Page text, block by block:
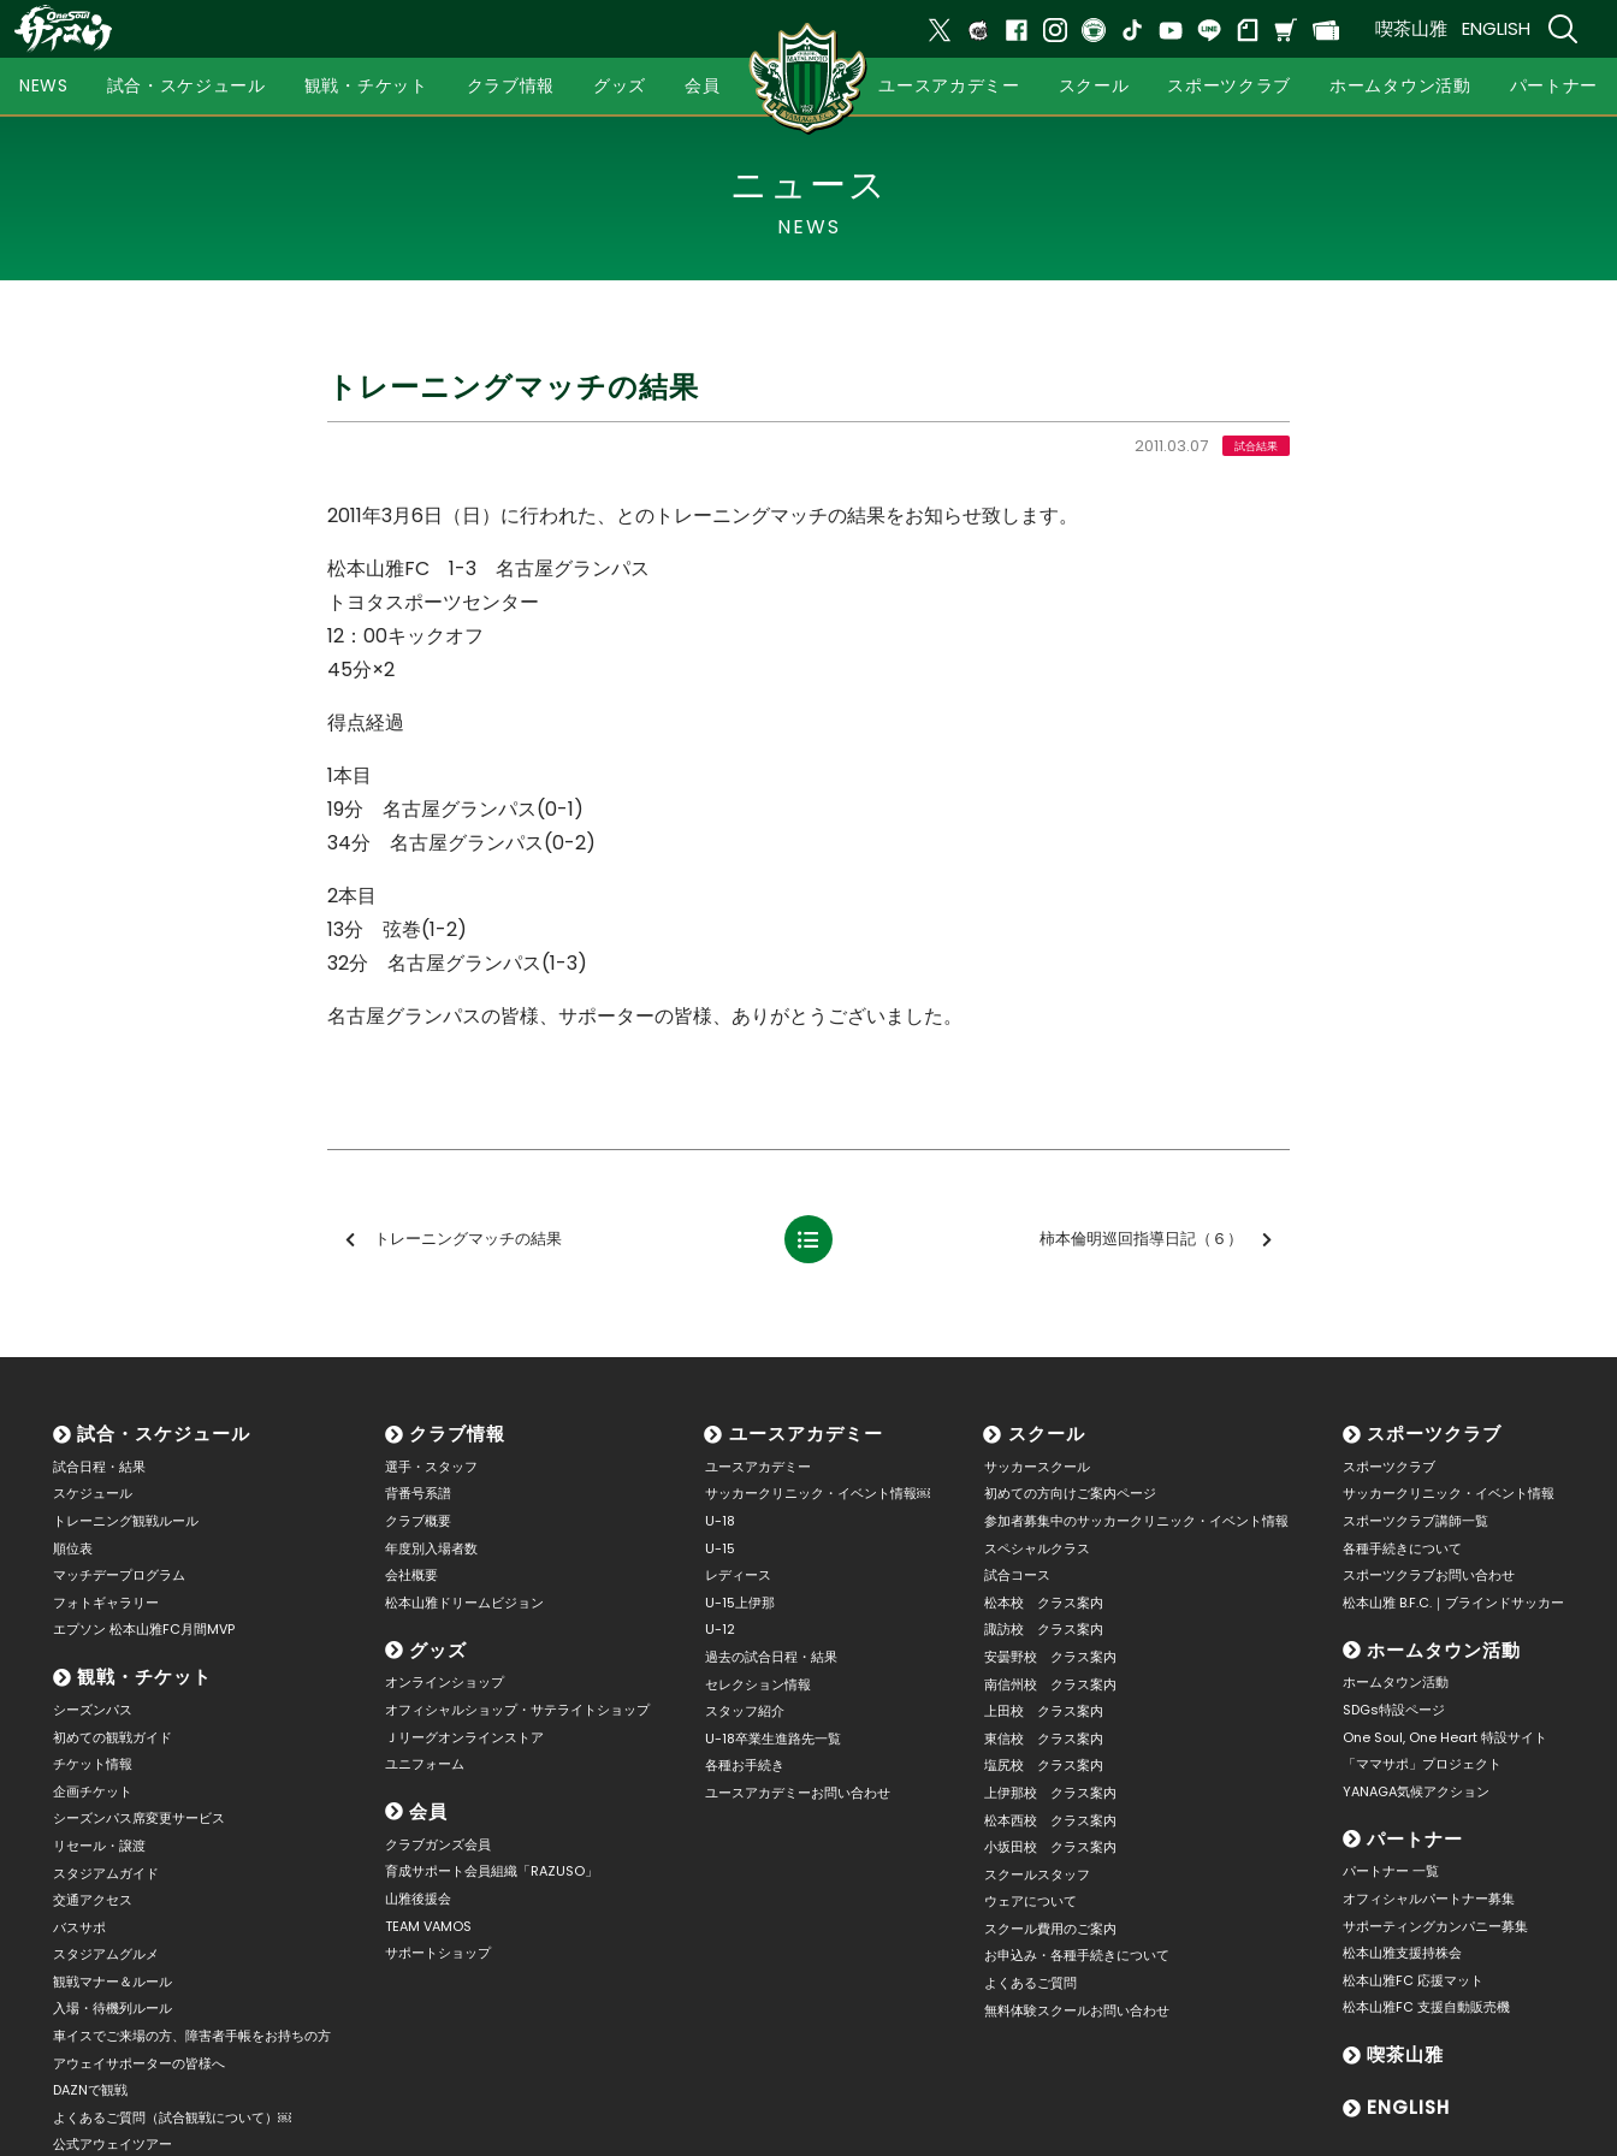
喫茶山雅 ENGLISH
NEWS 試合・スケジュール 観戦・チケット クラブ情報 グッズ 会員 ユースアカデミー スクール スポーツクラブ ホームタウン活動 パートナー
ニュース
NEWS
トレーニングマッチの結果
2011.03.07 試合結果
2011年3月6日（日）に行われた、とのトレーニングマッチの結果をお知らせ致します。
松本山雅FC 1-3 名古屋グランパス
トヨタスポーツセンター
12：00キックオフ
45分×2
得点経過
1本目
19分 名古屋グランパス(0-1)
34分 名古屋グランパス(0-2)
2本目
13分 弦巻(1-2)
32分 名古屋グランパス(1-3)
名古屋グランパスの皆様、サポーターの皆様、ありがとうございました。
トレーニングマッチの結果 柿本倫明巡回指導日記（６）
試合・スケジュール
試合日程・結果
スケジュール
トレーニング観戦ルール
順位表
マッチデープログラム
フォトギャラリー
エプソン 松本山雅FC月間MVP
観戦・チケット
シーズンパス
初めての観戦ガイド
チケット情報
企画チケット
シーズンパス席変更サービス
リセール・譲渡
スタジアムガイド
交通アクセス
バスサポ
スタジアムグルメ
観戦マナー＆ルール
入場・待機列ルール
車イスでご来場の方、障害者手帳をお持ちの方
アウェイサポーターの皆様へ
DAZNで観戦
よくあるご質問（試合観戦について）￼
公式アウェイツアー
クラブ情報
選手・スタッフ
背番号系譜
クラブ概要
年度別入場者数
会社概要
松本山雅ドリームビジョン
グッズ
オンラインショップ
オフィシャルショップ・サテライトショップ
Ｊリーグオンラインストア
ユニフォーム
会員
クラブガンズ会員
育成サポート会員組織「RAZUSO」
山雅後援会
TEAM VAMOS
サポートショップ
ユースアカデミー
ユースアカデミー
サッカークリニック・イベント情報￼
U-18
U-15
レディース
U-15上伊那
U-12
過去の試合日程・結果
セレクション情報
スタッフ紹介
U-18卒業生進路先一覧
各種お手続き
ユースアカデミーお問い合わせ
スクール
サッカースクール
初めての方向けご案内ページ
参加者募集中のサッカークリニック・イベント情報
スペシャルクラス
試合コース
松本校 クラス案内
諏訪校 クラス案内
安曇野校 クラス案内
南信州校 クラス案内
上田校 クラス案内
東信校 クラス案内
塩尻校 クラス案内
上伊那校 クラス案内
松本西校 クラス案内
小坂田校 クラス案内
スクールスタッフ
ウェアについて
スクール費用のご案内
お申込み・各種手続きについて
よくあるご質問
無料体験スクールお問い合わせ
スポーツクラブ
スポーツクラブ
サッカークリニック・イベント情報
スポーツクラブ講師一覧
各種手続きについて
スポーツクラブお問い合わせ
松本山雅 B.F.C.｜ブラインドサッカー
ホームタウン活動
ホームタウン活動
SDGs特設ページ
One Soul, One Heart 特設サイト
「ママサポ」プロジェクト
YANAGA気候アクション
パートナー
パートナー 一覧
オフィシャルパートナー募集
サポーティングカンパニー募集
松本山雅支援持株会
松本山雅FC 応援マット
松本山雅FC 支援自動販売機
喫茶山雅
ENGLISH